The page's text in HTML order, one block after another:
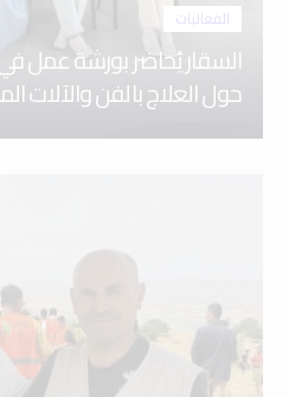
الفعاليات
السقار يُحاضر بورشة عمل
حول العلاج بالفن والآلات